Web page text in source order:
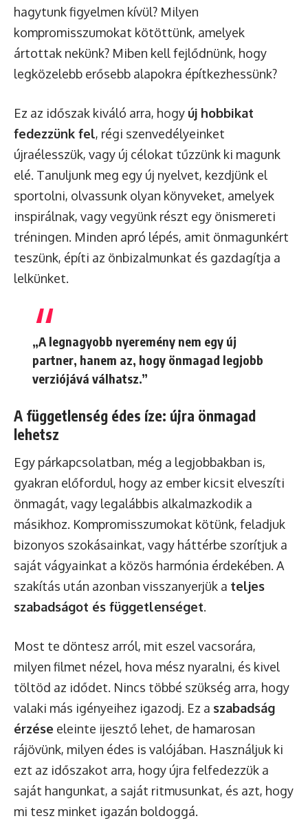
hagytunk figyelmen kívül? Milyen
kompromisszumokat kötöttünk, amelyek
ártottak nekünk? Miben kell fejlődnünk, hogy
legközelebb erősebb alapokra építkezhessünk?
Ez az időszak kiváló arra, hogy új hobbikat
fedezzünk fel, régi szenvedélyeinket
újraélesszük, vagy új célokat tűzzünk ki magunk
elé. Tanuljunk meg egy új nyelvet, kezdjünk el
sportolni, olvassunk olyan könyveket, amelyek
inspirálnak, vagy vegyünk részt egy önismereti
tréningen. Minden apró lépés, amit önmagunkért
teszünk, építi az önbizalmunkat és gazdagítja a
lelkünket.
„A legnagyobb nyeremény nem egy új
partner, hanem az, hogy önmagad legjobb
verziójává válhatsz.”
A függetlenség édes íze: újra önmagad
lehetsz
Egy párkapcsolatban, még a legjobbakban is,
gyakran előfordul, hogy az ember kicsit elveszíti
önmagát, vagy legalábbis alkalmazkodik a
másikhoz. Kompromisszumokat kötünk, feladjuk
bizonyos szokásainkat, vagy háttérbe szorítjuk a
saját vágyainkat a közös harmónia érdekében. A
szakítás után azonban visszanyerjük a teljes
szabadságot és függetlenséget.
Most te döntesz arról, mit eszel vacsorára,
milyen filmet nézel, hova mész nyaralni, és kivel
töltöd az idődet. Nincs többé szükség arra, hogy
valaki más igényeihez igazodj. Ez a szabadság
érzése eleinte ijesztő lehet, de hamarosan
rájövünk, milyen édes is valójában. Használjuk ki
ezt az időszakot arra, hogy újra felfedezzük a
saját hangunkat, a saját ritmusunkat, és azt, hogy
mi tesz minket igazán boldoggá.